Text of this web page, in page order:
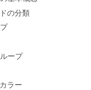
の分類
ープ
ラー